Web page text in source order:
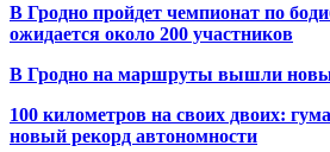
В Гродно пройдет чемпионат по
ожидается около 200 участников
В Гродно на маршруты вышли
100 километров на своих двоих:
новый рекорд автономности